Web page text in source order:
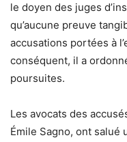
le doyen des juges
qu’aucune preuve
accusations portées à
conséquent, il a
poursuites.
Les avocats des
Émile Sagno, ont salué